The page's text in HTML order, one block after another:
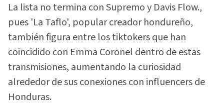
La lista no termina con Supremo y Davis Flow.,
pues 'La Taflo', popular creador hondureño,
también figura entre los tiktokers que han
coincidido con Emma Coronel dentro de estas
transmisiones, aumentando la curiosidad
alrededor de sus conexiones con influencers de
Honduras.